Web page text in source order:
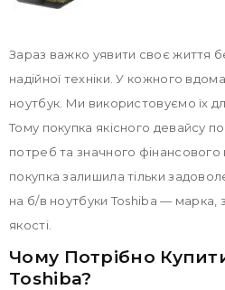
Зараз важко уявити своє життя
надійної техніки. У кожного
ноутбук. Ми використовуємо їх
Тому покупка якісного девайсу
потреб та значного
покупка залишила тільки
на б/в ноутбуки Toshiba — марка,
якості.
Чому Потрібно
Toshiba?